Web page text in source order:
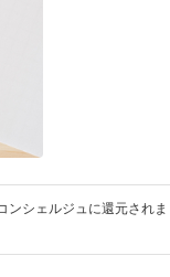
ンシェルジュに還元されま